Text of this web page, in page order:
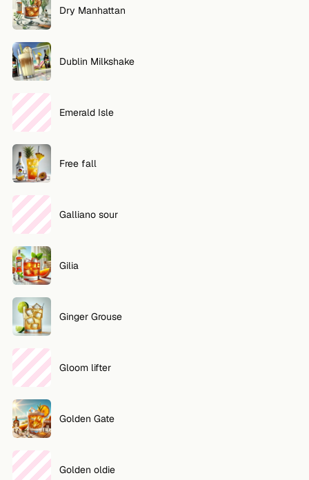
Dry Manhattan
Dublin Milkshake
Emerald Isle
Free fall
Galliano sour
Gilia
Ginger Grouse
Gloom lifter
Golden Gate
Golden oldie